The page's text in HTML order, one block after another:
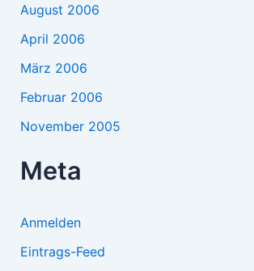
August 2006
April 2006
März 2006
Februar 2006
November 2005
Meta
Anmelden
Eintrags-Feed